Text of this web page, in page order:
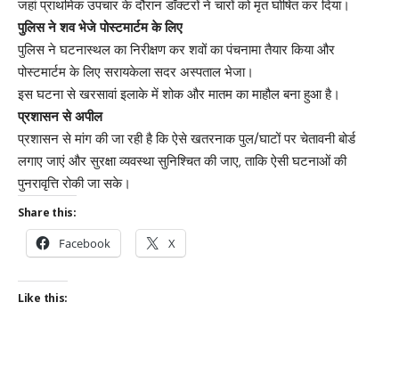
जहां प्राथमिक उपचार के दौरान डॉक्टरों ने चारों को मृत घोषित कर दिया।
पुलिस ने शव भेजे पोस्टमार्टम के लिए
पुलिस ने घटनास्थल का निरीक्षण कर शवों का पंचनामा तैयार किया और
पोस्टमार्टम के लिए सरायकेला सदर अस्पताल भेजा।
इस घटना से खरसावां इलाके में शोक और मातम का माहौल बना हुआ है।
प्रशासन से अपील
प्रशासन से मांग की जा रही है कि ऐसे खतरनाक पुल/घाटों पर चेतावनी बोर्ड
लगाए जाएं और सुरक्षा व्यवस्था सुनिश्चित की जाए, ताकि ऐसी घटनाओं की
पुनरावृत्ति रोकी जा सके।
Share this:
Facebook X
Like this: